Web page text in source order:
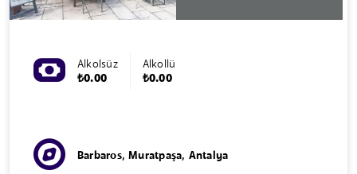
Alkolsüz
₺0.00
Alkollü
₺0.00
Barbaros, Muratpaşa, Antalya